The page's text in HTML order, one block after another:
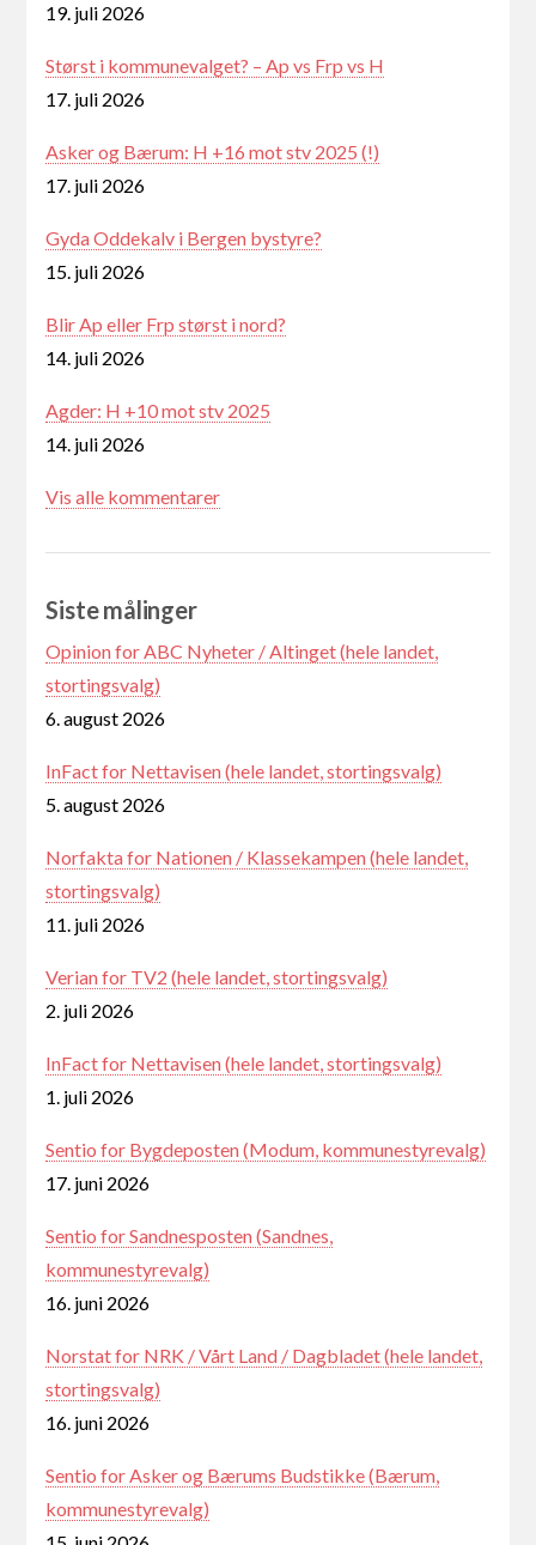
19. juli 2026
Størst i kommunevalget? – Ap vs Frp vs H
17. juli 2026
Asker og Bærum: H +16 mot stv 2025 (!)
17. juli 2026
Gyda Oddekalv i Bergen bystyre?
15. juli 2026
Blir Ap eller Frp størst i nord?
14. juli 2026
Agder: H +10 mot stv 2025
14. juli 2026
Vis alle kommentarer
Siste målinger
Opinion for ABC Nyheter / Altinget (hele landet,
stortingsvalg)
6. august 2026
InFact for Nettavisen (hele landet, stortingsvalg)
5. august 2026
Norfakta for Nationen / Klassekampen (hele landet,
stortingsvalg)
11. juli 2026
Verian for TV2 (hele landet, stortingsvalg)
2. juli 2026
InFact for Nettavisen (hele landet, stortingsvalg)
1. juli 2026
Sentio for Bygdeposten (Modum, kommunestyrevalg)
17. juni 2026
Sentio for Sandnesposten (Sandnes,
kommunestyrevalg)
16. juni 2026
Norstat for NRK / Vårt Land / Dagbladet (hele landet,
stortingsvalg)
16. juni 2026
Sentio for Asker og Bærums Budstikke (Bærum,
kommunestyrevalg)